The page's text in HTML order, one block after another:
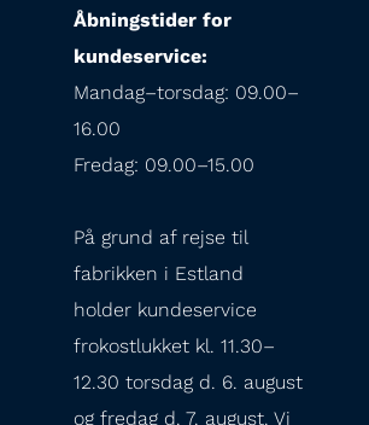
Åbningstider for
kundeservice:
Mandag–torsdag: 09.00–
16.00
Fredag: 09.00–15.00
På grund af rejse til
fabrikken i Estland
holder kundeservice
frokostlukket kl. 11.30–
12.30 torsdag d. 6. august
og fredag d. 7. august. Vi